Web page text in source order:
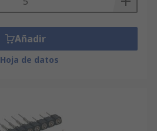
Añadir
Hoja de datos